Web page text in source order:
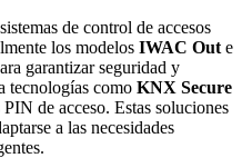
de control de accesos
los modelos IWAC Out e
garantizar seguridad y
tecnologías como KNX Secure
de acceso. Estas soluciones
a las necesidades